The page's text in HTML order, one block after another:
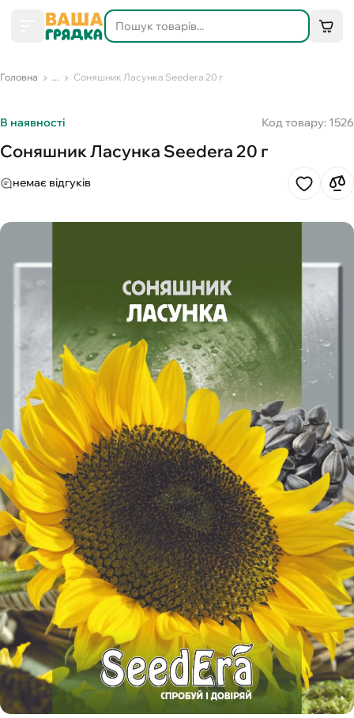
Головна ... Соняшник Ласунка Seedera 20 г
В наявності Код товару: 1526
Соняшник Ласунка Seedera 20 г
немає відгуків